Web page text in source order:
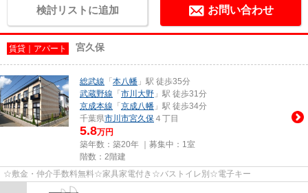
検討リストに追加 お問い合わせ
賃貸｜アパート 宮久保
総武線 「 本八幡 」駅 徒歩35分
武蔵野線 「 市川大野 」駅 徒歩31分
京成本線 「 京成八幡 」駅 徒歩34分
千葉県市川市宮久保 ４丁目
5.8万円
築年数：築20年 ｜募集中： 1室
階数：2階建
☆敷金・仲介手数料無料☆家具家電付き☆バストイレ別☆電子キー